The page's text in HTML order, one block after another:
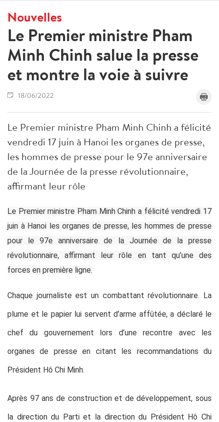
Nouvelles
Le Premier ministre Pham
Minh Chinh salue la presse
et montre la voie à suivre
18/06/2022
Le Premier ministre Pham Minh Chinh a félicité
vendredi 17 juin à Hanoi les organes de presse,
les hommes de presse pour le 97e anniversaire
de la Journée de la presse révolutionnaire,
affirmant leur rôle
Le Premier ministre Pham Minh Chinh a félicité vendredi 17
juin à Hanoi les organes de presse, les hommes de presse
pour le 97e anniversaire de la Journée de la presse
révolutionnaire, affirmant leur rôle en tant qu’une des
forces en première ligne.
Chaque journaliste est un combattant révolutionnaire. La
plume et le papier lui servent d’arme affûtée, a déclaré le
chef du gouvernement lors d’une recontre avec les
organes de presse en citant les recommandations du
Président Hô Chi Minh.
Après 97 ans de construction et de développement, sous
la direction du Parti et la direction du Président Hô Chi